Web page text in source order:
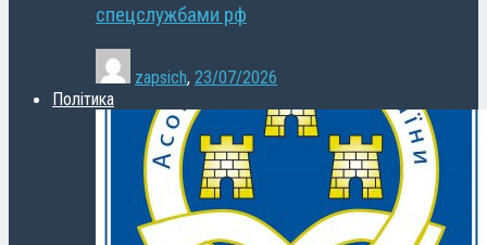
спецслужбами рф
zapsich, 23/07/2026
Політика